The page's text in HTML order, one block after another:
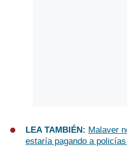
LEA TAMBIÉN: Malaver
estaría pagando a